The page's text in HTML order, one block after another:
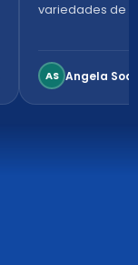
variedades de
AS Angela